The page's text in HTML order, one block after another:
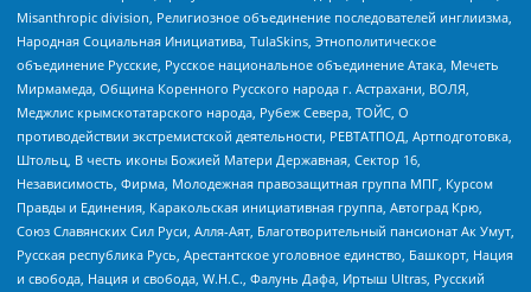
Misanthropic division, Религиозное объединение последователей инглиизма,
Народная Социальная Инициатива, TulaSkins, Этнополитическое
объединение Русские, Русское национальное объединение Атака, Мечеть
Мирмамеда, Община Коренного Русского народа г. Астрахани, ВОЛЯ,
Меджлис крымскотатарского народа, Рубеж Севера, ТОЙС, О
противодействии экстремистской деятельности, РЕВТАТПОД, Артподготовка,
Штольц, В честь иконы Божией Матери Державная, Сектор 16,
Независимость, Фирма, Молодежная правозащитная группа МПГ, Курсом
Правды и Единения, Каракольская инициативная группа, Автоград Крю,
Союз Славянских Сил Руси, Алля-Аят, Благотворительный пансионат Ак Умут,
Русская республика Русь, Арестантское уголовное единство, Башкорт, Нация
и свобода, Нация и свобода, W.H.С., Фалунь Дафа, Иртыш Ultras, Русский